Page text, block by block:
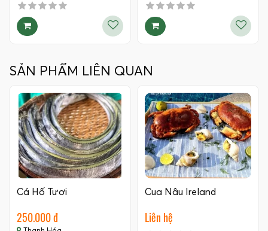
SẢN PHẨM LIÊN QUAN
Cá Hố Tươi
250.000 đ
Cua Nâu Ireland
Liên hệ